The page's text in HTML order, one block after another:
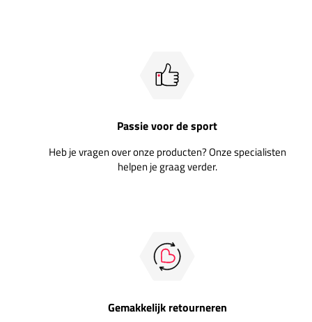
Passie voor de sport
Heb je vragen over onze producten? Onze specialisten
helpen je graag verder.
Gemakkelijk retourneren